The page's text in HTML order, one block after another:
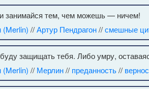
занимайся тем, чем можешь — ничем!
//Артур Пендрагон//смешные
защищать тебя. Либо умру,
// Мерлин// преданность//